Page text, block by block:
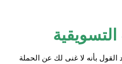
بأنه لا غنى لك عن الحملة